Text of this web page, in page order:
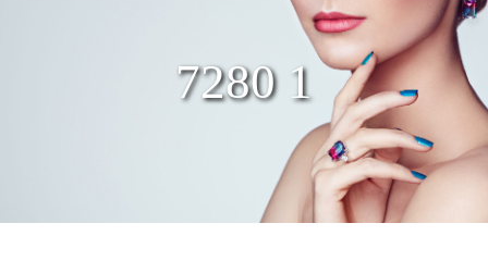
7280 1